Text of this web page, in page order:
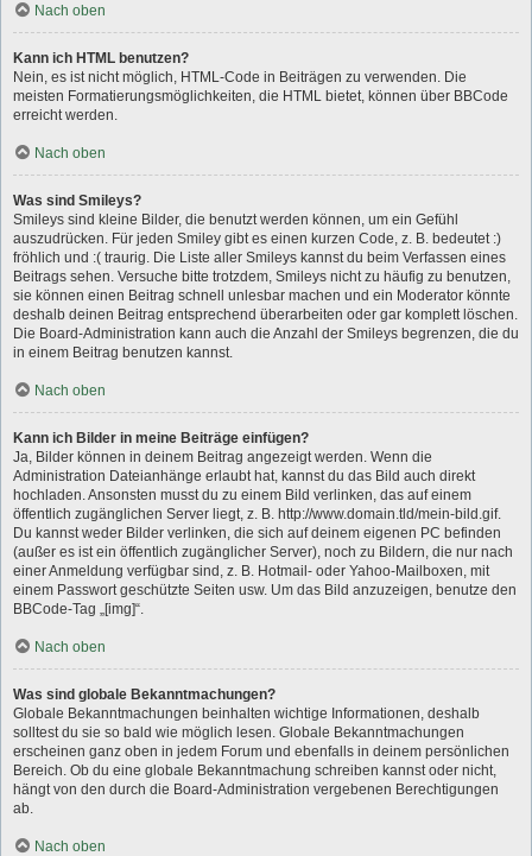
Nach oben
Kann ich HTML benutzen?
Nein, es ist nicht möglich, HTML-Code in Beiträgen zu verwenden. Die
meisten Formatierungsmöglichkeiten, die HTML bietet, können über BBCode
erreicht werden.
Nach oben
Was sind Smileys?
Smileys sind kleine Bilder, die benutzt werden können, um ein Gefühl
auszudrücken. Für jeden Smiley gibt es einen kurzen Code, z. B. bedeutet :)
fröhlich und :( traurig. Die Liste aller Smileys kannst du beim Verfassen eines
Beitrags sehen. Versuche bitte trotzdem, Smileys nicht zu häufig zu benutzen,
sie können einen Beitrag schnell unlesbar machen und ein Moderator könnte
deshalb deinen Beitrag entsprechend überarbeiten oder gar komplett löschen.
Die Board-Administration kann auch die Anzahl der Smileys begrenzen, die du
in einem Beitrag benutzen kannst.
Nach oben
Kann ich Bilder in meine Beiträge einfügen?
Ja, Bilder können in deinem Beitrag angezeigt werden. Wenn die
Administration Dateianhänge erlaubt hat, kannst du das Bild auch direkt
hochladen. Ansonsten musst du zu einem Bild verlinken, das auf einem
öffentlich zugänglichen Server liegt, z. B. http://www.domain.tld/mein-bild.gif.
Du kannst weder Bilder verlinken, die sich auf deinem eigenen PC befinden
(außer es ist ein öffentlich zugänglicher Server), noch zu Bildern, die nur nach
einer Anmeldung verfügbar sind, z. B. Hotmail- oder Yahoo-Mailboxen, mit
einem Passwort geschützte Seiten usw. Um das Bild anzuzeigen, benutze den
BBCode-Tag „[img]“.
Nach oben
Was sind globale Bekanntmachungen?
Globale Bekanntmachungen beinhalten wichtige Informationen, deshalb
solltest du sie so bald wie möglich lesen. Globale Bekanntmachungen
erscheinen ganz oben in jedem Forum und ebenfalls in deinem persönlichen
Bereich. Ob du eine globale Bekanntmachung schreiben kannst oder nicht,
hängt von den durch die Board-Administration vergebenen Berechtigungen
ab.
Nach oben